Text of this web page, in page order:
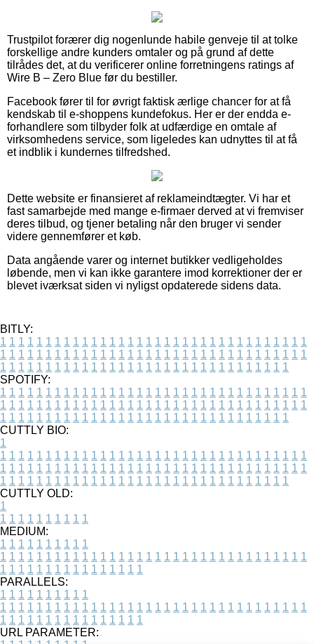
Trustpilot forærer dig nogenlunde habile genveje til at tolke
forskellige andre kunders omtaler og på grund af dette
tilrådes det, at du verificerer online forretningens ratings af
Wire B – Zero Blue før du bestiller.
Facebook fører til for øvrigt faktisk ærlige chancer for at få
kendskab til e-shoppens kundefokus. Her er der endda e-
forhandlere som tilbyder folk at udfærdige en omtale af
virksomhedens service, som ligeledes kan udnyttes til at få
et indblik i kundernes tilfredshed.
Dette website er finansieret af reklameindtægter. Vi har et
fast samarbejde med mange e-firmaer derved at vi fremviser
deres tilbud, og tjener betaling når den bruger vi sender
videre gennemfører et køb.
Data angående varer og internet butikker vedligeholdes
løbende, men vi kan ikke garantere imod korrektioner der er
blevet iværksat siden vi nyligst opdaterede sidens data.
BITLY:
1 1 1 1 1 1 1 1 1 1 1 1 1 1 1 1 1 1 1 1 1 1 1 1 1 1 1 1 1 1 1 1 1 1
1 1 1 1 1 1 1 1 1 1 1 1 1 1 1 1 1 1 1 1 1 1 1 1 1 1 1 1 1 1 1 1 1 1
1 1 1 1 1 1 1 1 1 1 1 1 1 1 1 1 1 1 1 1 1 1 1 1 1 1 1 1 1 1 1 1
SPOTIFY:
1 1 1 1 1 1 1 1 1 1 1 1 1 1 1 1 1 1 1 1 1 1 1 1 1 1 1 1 1 1 1 1 1 1
1 1 1 1 1 1 1 1 1 1 1 1 1 1 1 1 1 1 1 1 1 1 1 1 1 1 1 1 1 1 1 1 1 1
1 1 1 1 1 1 1 1 1 1 1 1 1 1 1 1 1 1 1 1 1 1 1 1 1 1 1 1 1 1 1 1
CUTTLY BIO:
1
1 1 1 1 1 1 1 1 1 1 1 1 1 1 1 1 1 1 1 1 1 1 1 1 1 1 1 1 1 1 1 1 1 1
1 1 1 1 1 1 1 1 1 1 1 1 1 1 1 1 1 1 1 1 1 1 1 1 1 1 1 1 1 1 1 1 1 1
1 1 1 1 1 1 1 1 1 1 1 1 1 1 1 1 1 1 1 1 1 1 1 1 1 1 1 1 1 1 1 1
CUTTLY OLD:
1
1 1 1 1 1 1 1 1 1 1
MEDIUM:
1 1 1 1 1 1 1 1 1 1
1 1 1 1 1 1 1 1 1 1 1 1 1 1 1 1 1 1 1 1 1 1 1 1 1 1 1 1 1 1 1 1 1 1
1 1 1 1 1 1 1 1 1 1 1 1 1 1 1 1
PARALLELS:
1 1 1 1 1 1 1 1 1 1
1 1 1 1 1 1 1 1 1 1 1 1 1 1 1 1 1 1 1 1 1 1 1 1 1 1 1 1 1 1 1 1 1 1
1 1 1 1 1 1 1 1 1 1 1 1 1 1 1 1
URL PARAMETER: